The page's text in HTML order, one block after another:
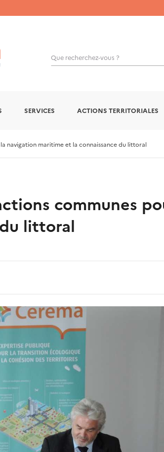
Que recherchez-vous ?
SERVICES ACTIONS TERRITORIALES
navigation maritime et la connaissance du littoral
communes
littoral